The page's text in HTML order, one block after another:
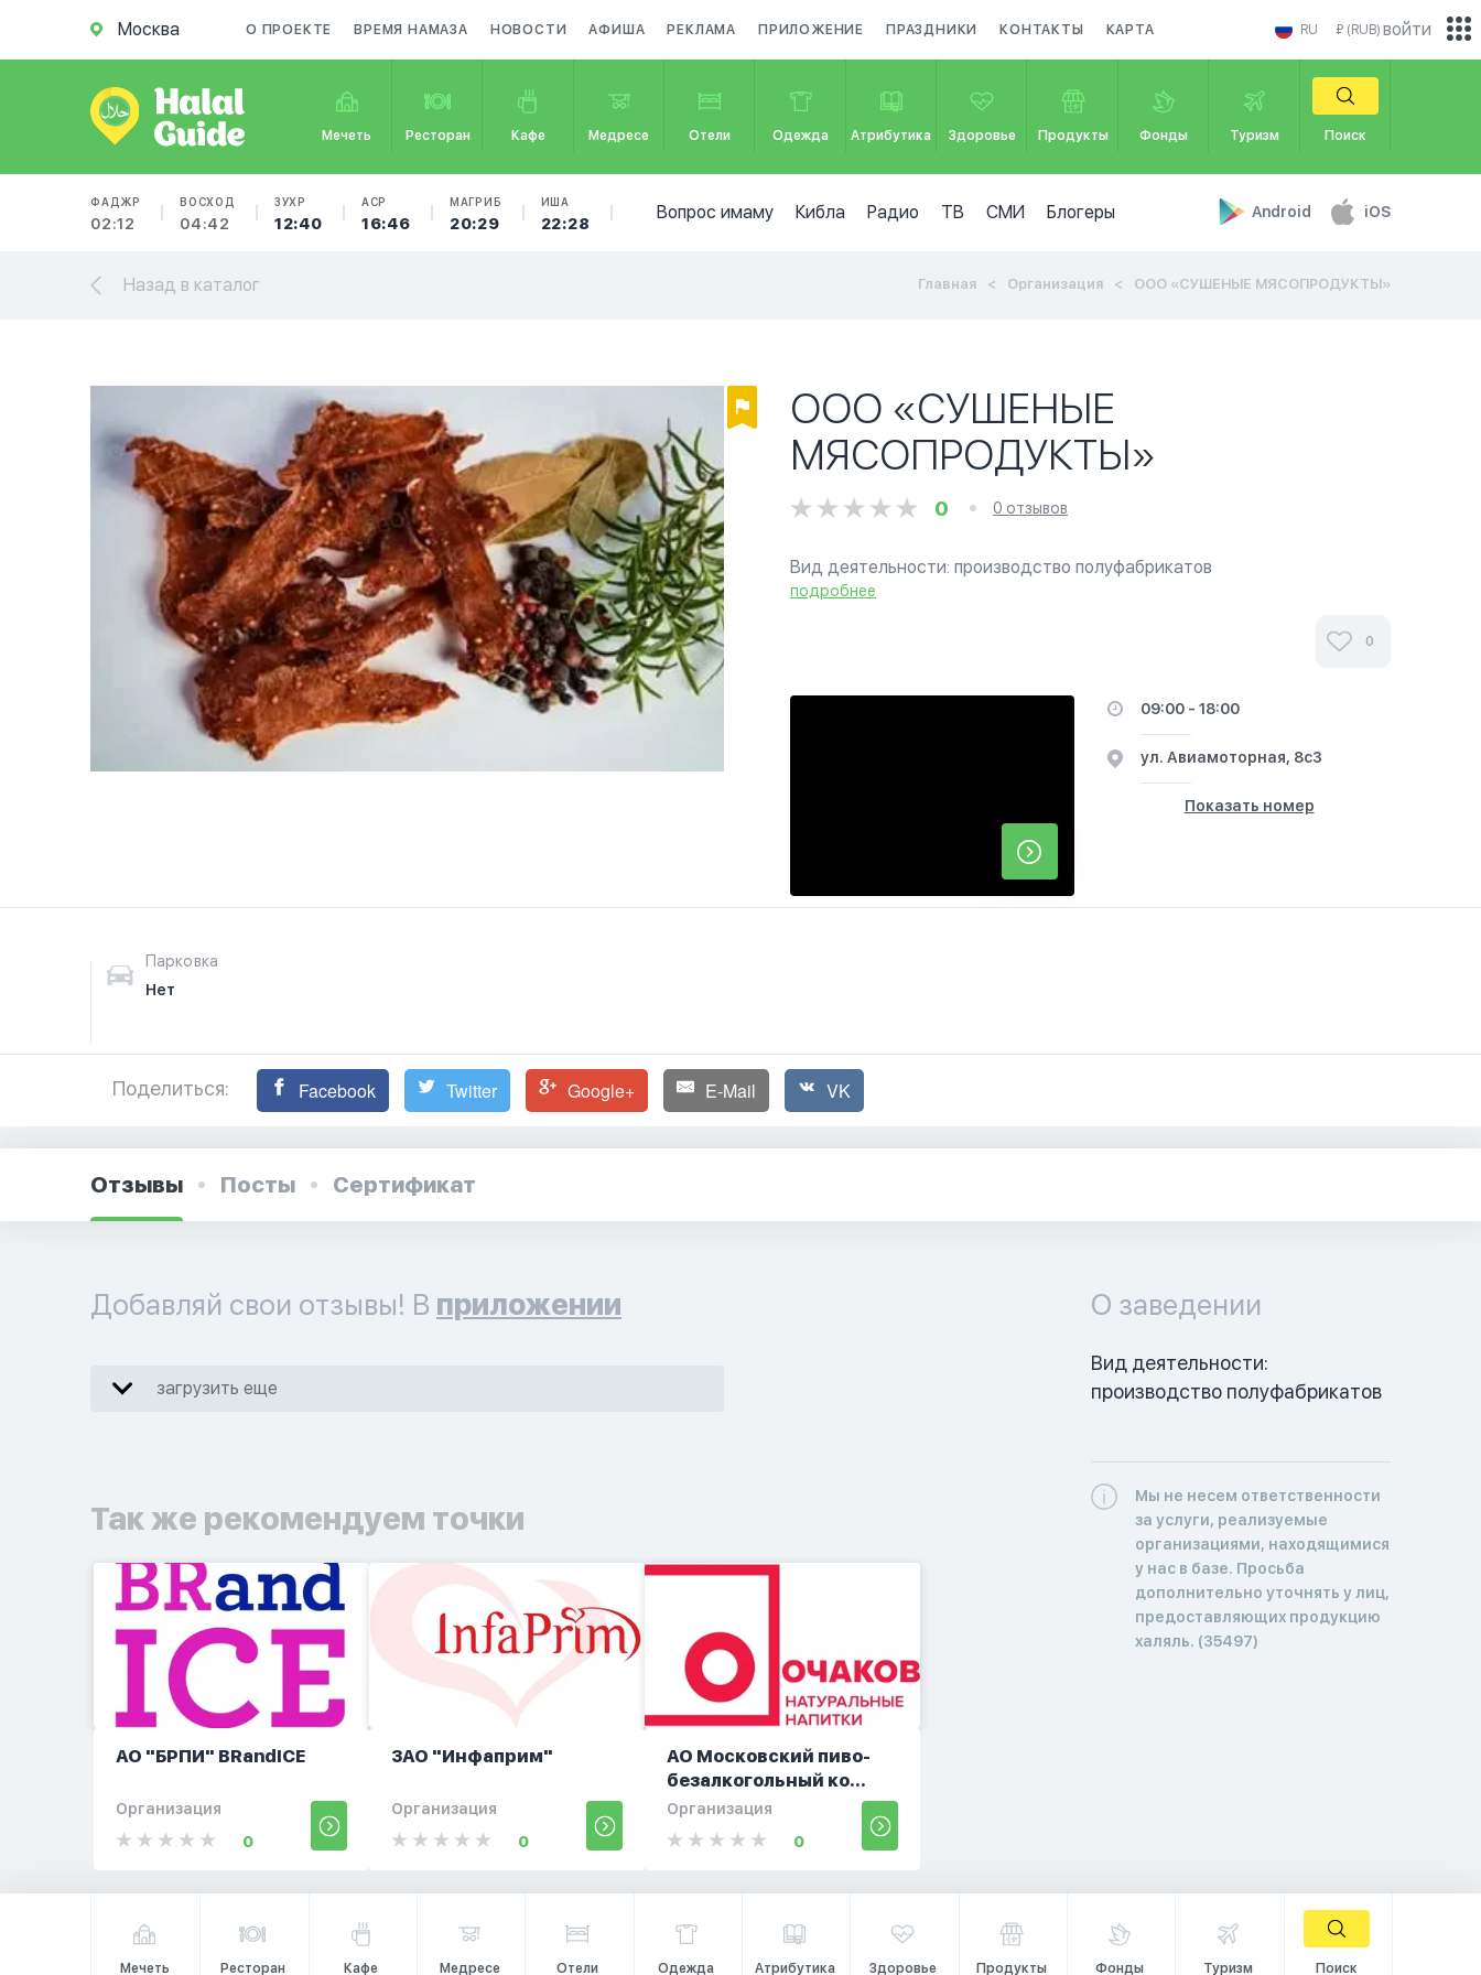
Москва О ПРОЕКТЕ ВРЕМЯ НАМАЗА НОВОСТИ АФИША РЕКЛАМА ПРИЛОЖЕНИЕ ПРАЗДНИКИ КОНТАКТЫ КАРТА RU ₽ (RUB)
Мечеть Ресторан Кафе Медресе Отели Одежда Атрибутика Здоровье Продукты Фонды Туризм Поиск
ФАДЖР
02:12
ВОСХОД
04:42
ЗУХР
12:40
АСР
16:46
МАГРИБ
20:29
ИША
22:28
Вопрос имаму Кибла Радио ТВ СМИ Блогеры Android iOS
войти
Назад в каталог Главная Организация ООО «СУШЕНЫЕ МЯСОПРОДУКТЫ»
ООО «СУШЕНЫЕ
МЯСОПРОДУКТЫ»
0 0 отзывов
Вид деятельности: производство полуфабрикатов
подробнее
0
09:00 - 18:00
ул. Авиамоторная, 8с3
Показать номер
Парковка
Нет
Поделиться: Facebook Twitter Google+ E-Mail VK
Отзывы Посты Сертификат
Добавляй свои отзывы! В приложении
загрузить еще
Так же рекомендуем точки
АО "БРПИ" BRandICE
Организация
0
ЗАО "Инфаприм"
Организация
0
АО Московский пиво-
безалкогольный ко...
Организация
0
О заведении
Вид деятельности:
производство полуфабрикатов
Мы не несем ответственности
за услуги, реализуемые
организациями, находящимися
у нас в базе. Просьба
дополнительно уточнять у лиц,
предоставляющих продукцию
халяль. (35497)
Мечеть Ресторан Кафе Медресе Отели Одежда Атрибутика Здоровье Продукты Фонды Туризм Поиск